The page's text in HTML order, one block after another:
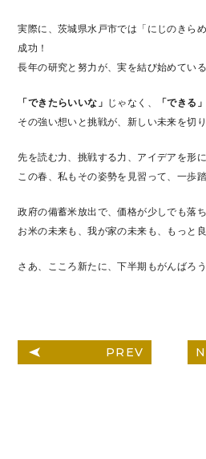
実際に、茨城県水戸市では「にじのきら
成功！
長年の研究と努力が、実を結び始めている
「できたらいいな」 じゃなく、 「できる」
その強い想いと挑戦が、新しい未来を切り
先を読む力、挑戦する力、アイデアを形に
この春、私もその姿勢を見習って、一歩
政府の備蓄米放出で、価格が少しでも落
お米の未来も、我が家の未来も、もっと
さあ、こころ新たに、下半期もがんばろう
PREV